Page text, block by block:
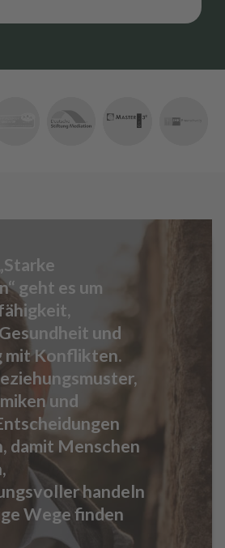
geht es um
und
mit Konflikten.
und
damit Menschen
handeln
Wege finden